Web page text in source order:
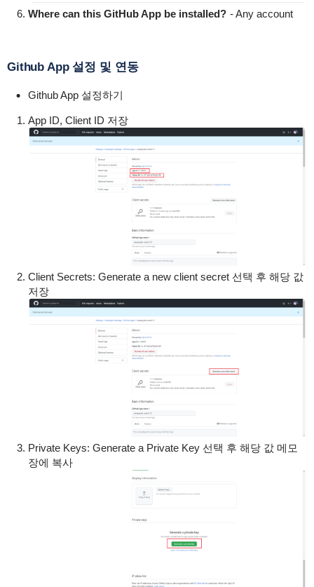
Where can this GitHub App be installed? - Any account
Github App 설정 및 연동
Github App 설정하기
App ID, Client ID 저장
Client Secrets: Generate a new client secret 선택 후 해당 값
저장
Private Keys: Generate a Private Key 선택 후 해당 값 메모
장에 복사